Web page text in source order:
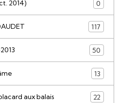
2014) 0
117
50
13
aux balais 22